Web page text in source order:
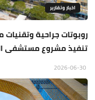
اخبار وتقارير
روبوتات جراحية
تنفيذ مشروع مستشفى